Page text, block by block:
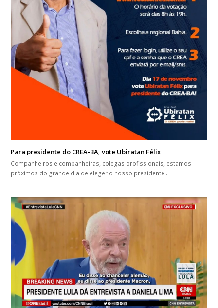
Para presidente do CREA-BA, vote Ubiratan Félix
Companheiros e companheiras, colegas profissionais, estamos
próximos do grande dia de eleger o nosso presidente…